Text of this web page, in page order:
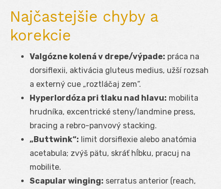
Najčastejšie chyby a
korekcie
Valgózne kolená v drepe/výpade: práca na
dorsiflexii, aktivácia gluteus medius, užší rozsah
a externý cue „roztláčaj zem“.
Hyperlordóza pri tlaku nad hlavu: mobilita
hrudníka, excentrické steny/landmine press,
bracing a rebro-panvový stacking.
„Buttwink“: limit dorsiflexie alebo anatómia
acetabula; zvýš pätu, skráť hĺbku, pracuj na
mobilite.
Scapular winging: serratus anterior (reach,